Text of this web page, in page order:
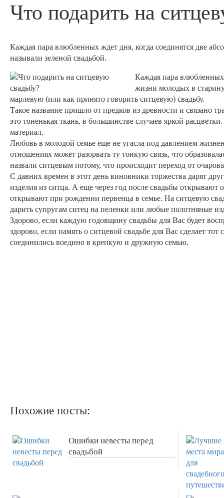
Что подарить на
Каждая пара влюбленных ждет дня, когда соединятся две
называли зеленой свадьбой.
Каждая пара влюбленных
жизни молодых в старину
марлевую (или как принято говорить ситцевую) свадьбу.
Такое название пришло от предков из древности и связано
это тоненькая ткань, в большинстве случаев яркой
материал.
Любовь в молодой семье еще не угасла под давлением
отношениях может разорвать ту тонкую связь, что
назвали ситцевым потому, что происходит переход от
С давних времен в этот день виновники торжества дарят
изделия из ситца. А еще через год после свадьбы
открывают при рождении первенца в семье. На ситцевую
дарить супругам ситец на пеленки или любые полотняные
Здорово, если каждую годовщину свадьбы для Вас будет
здорово, если память о ситцевой свадьбе для Вас сделает
соединились воедино в крепкую и дружную семью.
Похожие посты:
Ошибки невесты перед
свадьбой